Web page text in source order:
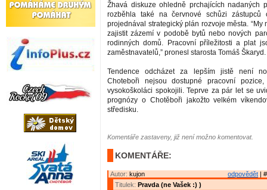
Žhavá diskuze ohledně prchajících nadaných
rozběhla také na červnové schůzi zástupců
projednával strategický plán rozvoje města. “My
zajistit zázemí v podobě bytů nebo nových
rodinných domů. Pracovní příležitosti a plat
zaměstnavatelů,” pronesl starosta Tomáš Škaryd.
Tendence odcházet za lepším jistě není
Choteboři nejsou dostupné pracovní
vysokoškoláci spokojili. Teprve za pár let se
prognózy o Chotěboři jakožto velkém
středisku.
Komentáře zastaveny, již není možno komentovat.
KOMENTÁŘE:
odpovědět |
Autor: kujon
Titulek: Pravda (ne Vašek :) )